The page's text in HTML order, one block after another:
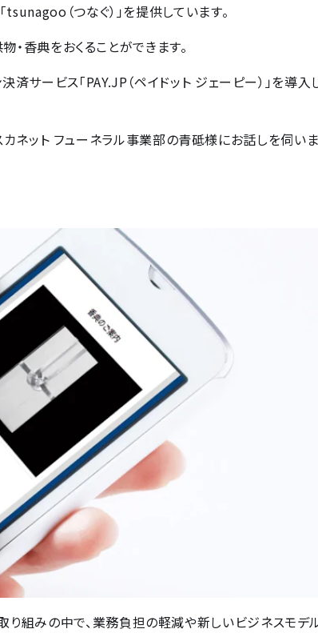
（つなぐ）」を提供しています。
・香典をおくることができます。
サービス「PAY.JP（ペイドット ジェーピー）」を導入
カネット フューネラル事業部の⻘砥様にお話しを伺い
り組みの中で、業務負担の軽減や新しいビジネスモデ